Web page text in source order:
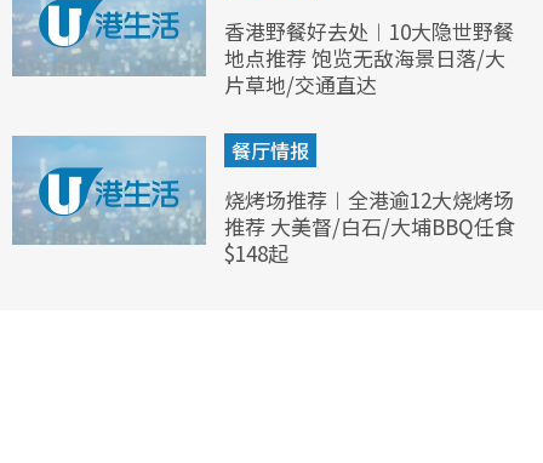
香港野餐好去处︱10大隐世野餐
地点推荐 饱览无敌海景日落/大
片草地/交通直达
餐厅情报
烧烤场推荐︱全港逾12大烧烤场
推荐 大美督/白石/大埔BBQ任食
$148起